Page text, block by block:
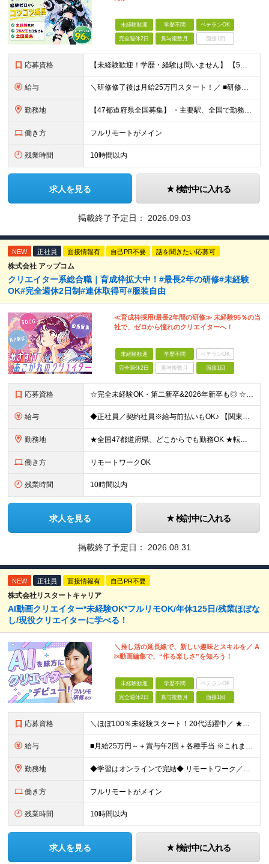
未経験歓迎 学歴不問 ベテランOK
完全週休2日 賞与複数月 面接1回
応募資格 【未経験歓迎！学歴・経験は問いません】 【5名以上の積極採用を予定！】 事業拡大中につき、 これからイラストレーターを目指したい方を積極採用中です！ 「イラストを仕事にしてみたい」 「好きなことを
給与 ＼研修修了後は月給25万円スタート！／ ■研修修了後 月給25万円＋賞与＋インセンティブ賞与 ※残業代は別途支給 ▽研修期間▽ 【未経験者】 ▶ 月給20万円～ 【固定残業代について】
勤務地 【47都道府県全国募集】 ・主要駅、全国で勤務可能！ ・どこに住んでいても応募可能！ 【東京本社】 東京都品川区東品川5-9-2 ≪リモート研修♪⾯接も基本的にオンラインで実施します≫ －主要駅
働き方 フルリモートがメイン
残業時間 10時間以内
求人を見る 検討中に入れる
掲載終了予定日： 2026.09.03
NEW 正社員 面接情報有 自己PR不要 話を聞きたい応募可
株式会社 アップコム
クリエイター系総合職｜育成枠拡大中！#最長2年の研修#未経験
OK#完全週休2日制#連休取得可#服装自由
≪育成枠採用/最長2年間の研修≫ 未経験95％の当
社で、ゼロから憧れのクリエイターへ！
未経験歓迎 学歴不問 ベテランOK
完全週休2日 賞与複数月 面接1回
応募資格 ☆完全未経験OK・第二新卒&2026年新卒も◎ ☆社員の7割が20代 ☆経歴・ブランク不問 ※学歴不問 …━━━━━━━━━━ 未経験スタート前提のポテンシャル採用です。 毎月全国で複数人を採用して
給与 ◆正社員／契約社員※給与前払いもOK♪ 【関東（一都三県）】 月給25万円～ ※固定残業代（月20時間分／月3万2383円）を含む。超過分は別途支給。 ※試用期間中の給与は月給22万円～ 【関東（北
勤務地 ★全国47都道府県、どこからでも勤務OK ★転勤なし！腰を据えて活躍◎ ★マイカー通勤OK（拠点による） ★業務に慣れたら、ゆくゆくはリモート併用やフルリモートも可能 全国のお客様先にて勤務していた
働き方 リモートワークOK
残業時間 10時間以内
求人を見る 検討中に入れる
掲載終了予定日： 2026.08.31
NEW 正社員 面接情報有 自己PR不要
株式会社リスタートキャリア
AI動画クリエイター*未経験OK*フルリモOK/年休125日/残業ほぼな
し/現役クリエイターに学べる！
＼推し活の延長線で、新しい趣味とスキルを／ A
I×動画編集で、“作る楽しさ”を知ろう！
未経験歓迎 学歴不問 ベテランOK
完全週休2日 賞与複数月 面接1回
応募資格 ＼ほぼ100％未経験スタート！20代活躍中／ ★未経験OK ★学歴不問／第二新卒歓迎 ★35歳以下の方（若年層の長期キャリア形成を図るため） ＜こんな方は大歓迎！＞ ・YouTubeやTikTokな
給与 ■月給25万円～＋賞与年2回＋各種手当 ※これまでの経験・スキル・前職の給与を考慮して決定します ※上記には、固定残業代（月20時間分／32,500円～）が含まれます ＜研修期間（7ヶ月～最大10ヶ
勤務地 ◆学習はオンラインで完結◆ リモートワーク／フルリモート案件あり・転勤なし ◇本社(秋葉原)または一都三県のクライアント先 ※勤務地につきましては、ご相談の上で配属 ＜本社＞ ◇東京都台東区台東1
働き方 フルリモートがメイン
残業時間 10時間以内
求人を見る 検討中に入れる